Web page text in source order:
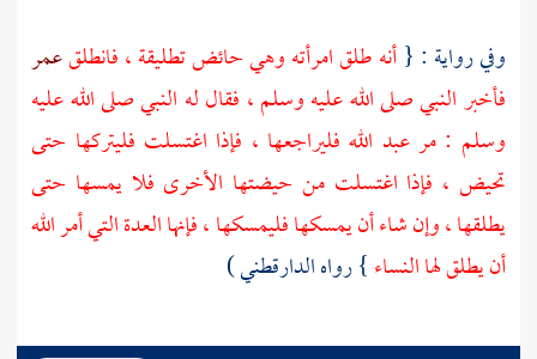
وفي رواية : {أنه طلق امرأته وهي حائض تطليقة ، فانطلقعمر
فأخبر النبي صلى الله عليه وسلم ، فقال له النبي صلى الله عليه
وسلم : مرعبد الله فليراجعها ، فإذا اغتسلت فليتركها حتى
تحيض ، فإذا اغتسلت من حيضتها الأخرى فلا يمسها حتى
يطلقها ، وإن شاء أن يمسكها فليمسكها ، فإنها العدة التي أمر الله
أن يطلق لها النساء} رواه الدارقطني )